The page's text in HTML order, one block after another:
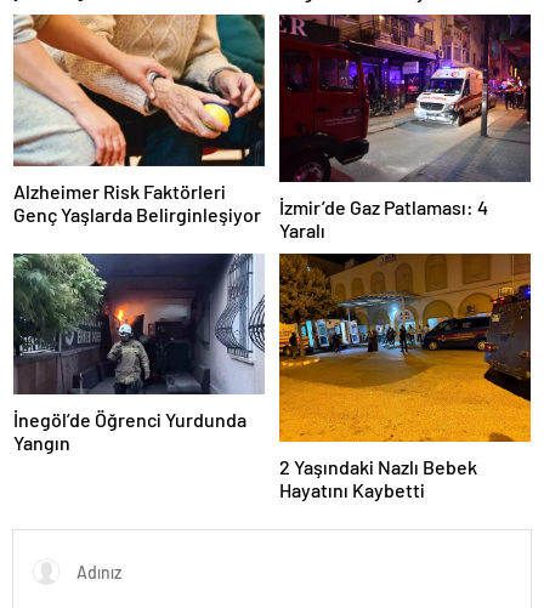
Kaybetti
Alzheimer Risk Faktörleri
Genç Yaşlarda Belirginleşiyor
İzmir’de Gaz Patlaması: 4
Yaralı
İnegöl’de Öğrenci Yurdunda
Yangın
2 Yaşındaki Nazlı Bebek
Hayatını Kaybetti